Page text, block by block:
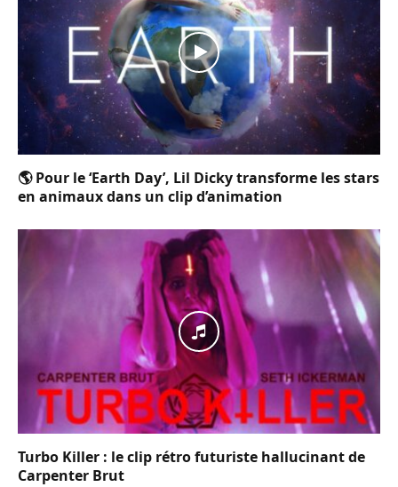
🌎 Pour le ‘Earth Day’, Lil Dicky transforme les stars
en animaux dans un clip d’animation
Turbo Killer : le clip rétro futuriste hallucinant de
Carpenter Brut